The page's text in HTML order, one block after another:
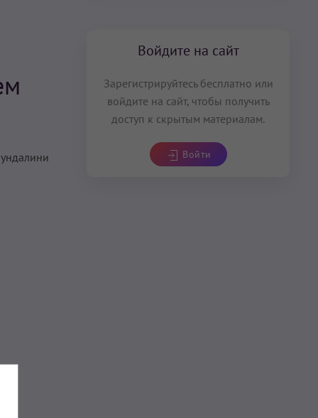
Войдите на сайт
Зарегистрируйтесь бесплатно или
войдите на сайт, чтобы получить
доступ к скрытым материалам.
Войти